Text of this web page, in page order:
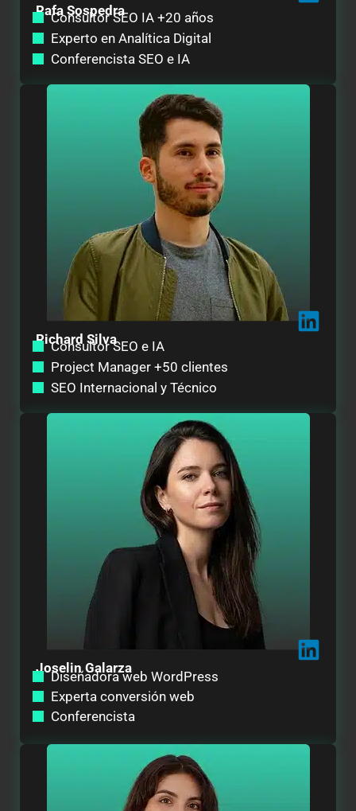
Rafa Sospedra
Consultor SEO IA +20 años
Experto en Analítica Digital
Conferencista SEO e IA
Richard Silva
Consultor SEO e IA
Project Manager +50 clientes
SEO Internacional y Técnico
Joselin Galarza
Diseñadora web WordPress
Experta conversión web
Conferencista